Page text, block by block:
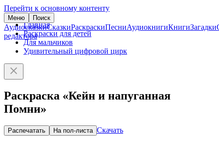
Перейти к основному контенту
Меню Поиск
АудиосказкиСказкиРаскраскиПесниАудиокнигиКнигиЗагадки
редактора
Главная
Раскраски для детей
Для мальчиков
Удивительный цифровой цирк
Раскраска «Кейн и напуганная
Помни»
Распечатать На пол-листа Скачать